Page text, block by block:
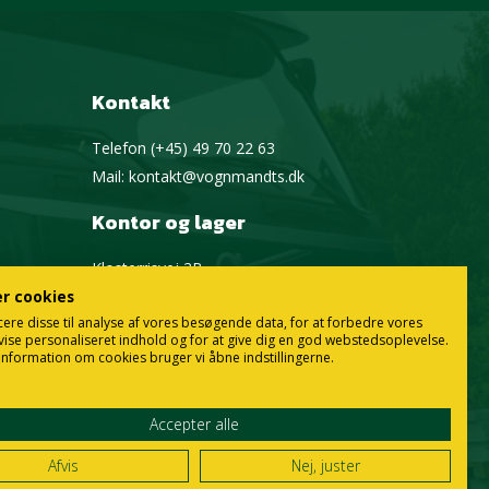
Kontakt
Telefon(+45) 49 70 22 63
Mail:kontakt@vognmandts.dk
Kontor og lager
Klosterrisvej 3B
Google Maps
cookies
disse til analyse af vores besøgende data, for at forbedre vores
personaliseret indhold og for at give dig en god webstedsoplevelse.
om cookies bruger vi åbne indstillingerne.
Accepter alle
Afvis
Nej, juster